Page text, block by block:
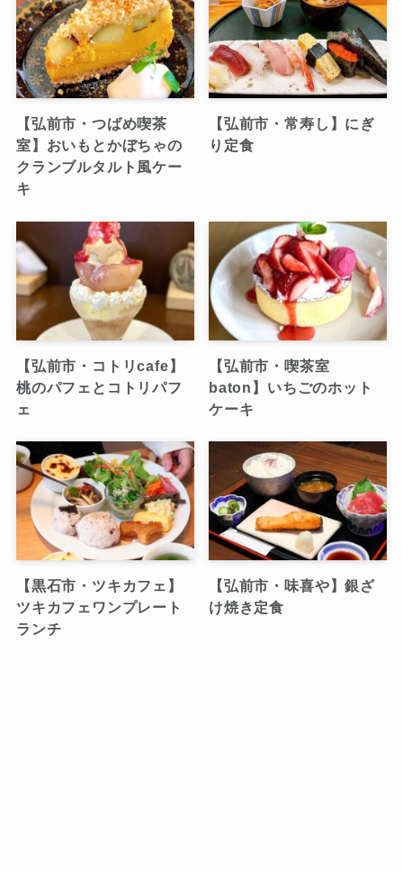
【弘前市・つばめ喫茶
室】おいもとかぼちゃの
クランブルタルト風ケー
キ
【弘前市・常寿し】にぎ
り定食
【弘前市・コトリcafe】
桃のパフェとコトリパフ
ェ
【弘前市・喫茶室
baton】いちごのホット
ケーキ
【黒石市・ツキカフェ】
ツキカフェワンプレート
ランチ
【弘前市・味喜や】銀ざ
け焼き定食